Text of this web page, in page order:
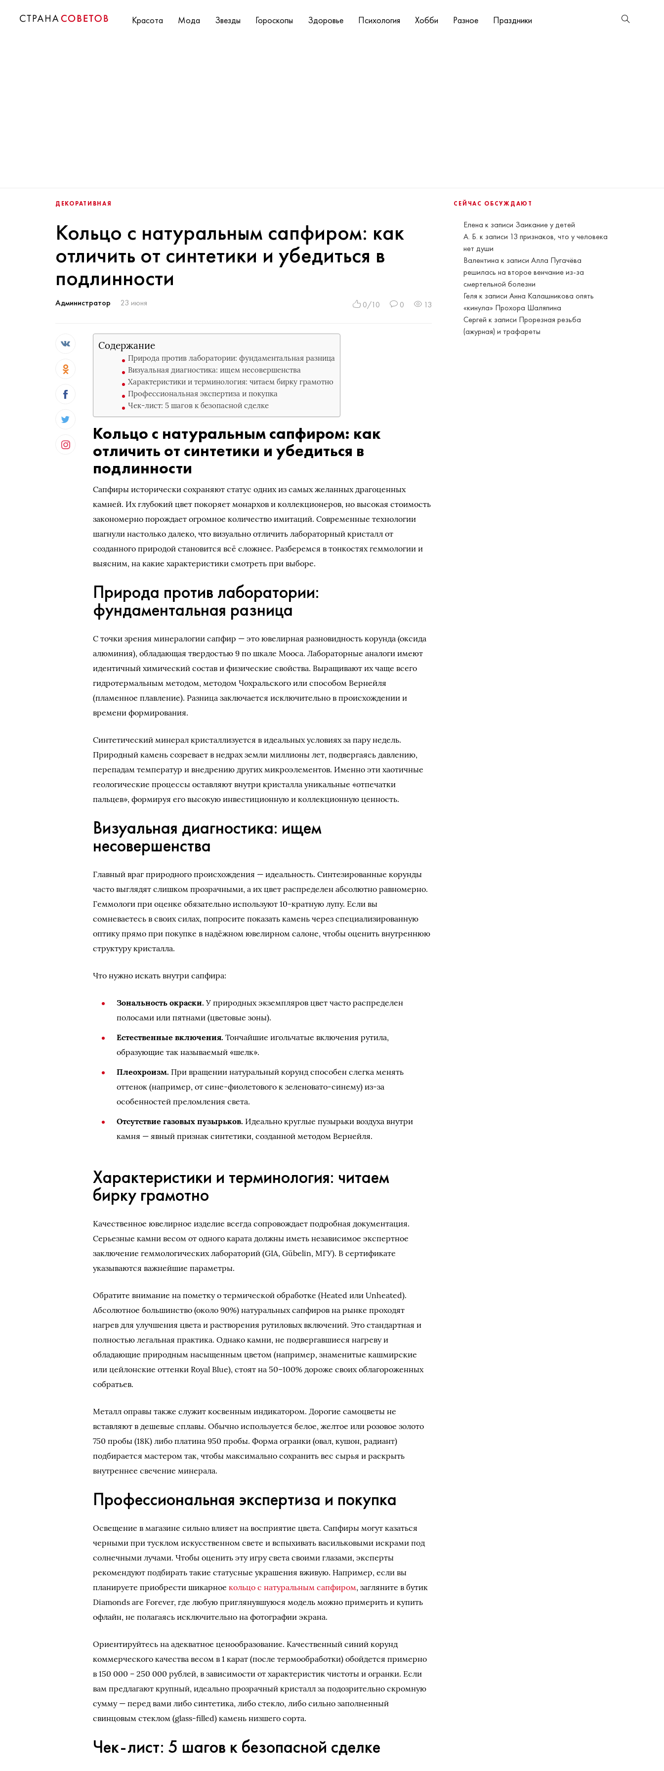
Красота Мода Звезды Гороскопы Здоровье Психология Хобби Разное Праздники
СЕЙЧАС ОБСУЖДАЮТ
Елена к записи Заикание у детей
А. Б. к записи 13 признаков, что у человека
нет души
Валентина к записиАлла Пугачёва
решилась на второе венчание из-за
смертельной болезни
Геля к записиАнна Калашникова опять
«кинула» Прохора Шаляпина
Сергей к записи Прорезная резьба
(ажурная) и трафареты
ДЕКОРАТИВНАЯ
Кольцо с натуральным сапфиром: как
отличить от синтетики и убедиться в
подлинности
Администратор 23 июня 0/10 0 13
Содержание
Природа против лаборатории: фундаментальная разница
Визуальная диагностика: ищем несовершенства
Характеристики и терминология: читаем бирку грамотно
Профессиональная экспертиза и покупка
Чек-лист: 5 шагов к безопасной сделке
Кольцо с натуральным сапфиром: как
отличить от синтетики и убедиться в
подлинности
Сапфиры исторически сохраняют статус одних из самых желанных драгоценных
камней. Их глубокий цвет покоряет монархов и коллекционеров, но высокая стоимость
закономерно порождает огромное количество имитаций. Современные технологии
шагнули настолько далеко, что визуально отличить лабораторный кристалл от
созданного природой становится всё сложнее. Разберемся в тонкостях геммологии и
выясним, на какие характеристики смотреть при выборе.
Природа против лаборатории:
фундаментальная разница
С точки зрения минералогии сапфир — это ювелирная разновидность корунда (оксида
алюминия), обладающая твердостью 9 по шкале Мооса. Лабораторные аналоги имеют
идентичный химический состав и физические свойства. Выращивают их чаще всего
гидротермальным методом, методом Чохральского или способом Вернейля
(пламенное плавление). Разница заключается исключительно в происхождении и
времени формирования.
Синтетический минерал кристаллизуется в идеальных условиях за пару недель.
Природный камень созревает в недрах земли миллионы лет, подвергаясь давлению,
перепадам температур и внедрению других микроэлементов. Именно эти хаотичные
геологические процессы оставляют внутри кристалла уникальные «отпечатки
пальцев», формируя его высокую инвестиционную и коллекционную ценность.
Визуальная диагностика: ищем
несовершенства
Главный враг природного происхождения — идеальность. Синтезированные корунды
часто выглядят слишком прозрачными, а их цвет распределен абсолютно равномерно.
Геммологи при оценке обязательно используют 10-кратную лупу. Если вы
сомневаетесь в своих силах, попросите показать камень через специализированную
оптику прямо при покупке в надёжном ювелирном салоне, чтобы оценить внутреннюю
структуру кристалла.
Что нужно искать внутри сапфира:
Зональность окраски. У природных экземпляров цвет часто распределен
полосами или пятнами (цветовые зоны).
Естественные включения. Тончайшие игольчатые включения рутила,
образующие так называемый «шелк».
Плеохроизм. При вращении натуральный корунд способен слегка менять
оттенок (например, от сине-фиолетового к зеленовато-синему) из-за
особенностей преломления света.
Отсутствие газовых пузырьков. Идеально круглые пузырьки воздуха внутри
камня — явный признак синтетики, созданной методом Вернейля.
Характеристики и терминология: читаем
бирку грамотно
Качественное ювелирное изделие всегда сопровождает подробная документация.
Серьезные камни весом от одного карата должны иметь независимое экспертное
заключение геммологических лабораторий (GIA, Gübelin, МГУ). В сертификате
указываются важнейшие параметры.
Обратите внимание на пометку о термической обработке (Heated или Unheated).
Абсолютное большинство (около 90%) натуральных сапфиров на рынке проходят
нагрев для улучшения цвета и растворения рутиловых включений. Это стандартная и
полностью легальная практика. Однако камни, не подвергавшиеся нагреву и
обладающие природным насыщенным цветом (например, знаменитые кашмирские
или цейлонские оттенки Royal Blue), стоят на 50–100% дороже своих облагороженных
собратьев.
Металл оправы также служит косвенным индикатором. Дорогие самоцветы не
вставляют в дешевые сплавы. Обычно используется белое, желтое или розовое золото
750 пробы (18K) либо платина 950 пробы. Форма огранки (овал, кушон, радиант)
подбирается мастером так, чтобы максимально сохранить вес сырья и раскрыть
внутреннее свечение минерала.
Профессиональная экспертиза и покупка
Освещение в магазине сильно влияет на восприятие цвета. Сапфиры могут казаться
черными при тусклом искусственном свете и вспыхивать васильковыми искрами под
солнечными лучами. Чтобы оценить эту игру света своими глазами, эксперты
рекомендуют подбирать такие статусные украшения вживую. Например, если вы
планируете приобрести шикарноекольцо с натуральным сапфиром, загляните в бутик
Diamonds are Forever, где любую приглянувшуюся модель можно примерить и купить
офлайн, не полагаясь исключительно на фотографии экрана.
Ориентируйтесь на адекватное ценообразование. Качественный синий корунд
коммерческого качества весом в 1 карат (после термообработки) обойдется примерно
в 150 000 – 250 000 рублей, в зависимости от характеристик чистоты и огранки. Если
вам предлагают крупный, идеально прозрачный кристалл за подозрительно скромную
сумму — перед вами либо синтетика, либо стекло, либо сильно заполненный
свинцовым стеклом (glass-filled) камень низшего сорта.
Чек-лист: 5 шагов к безопасной сделке